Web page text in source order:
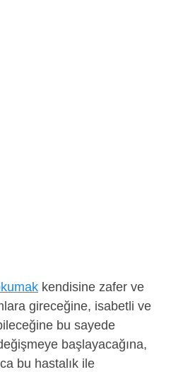
kendisine zafer ve
gireceğine, isabetli ve
bu sayede
başlayacağına,
bu hastalık ile